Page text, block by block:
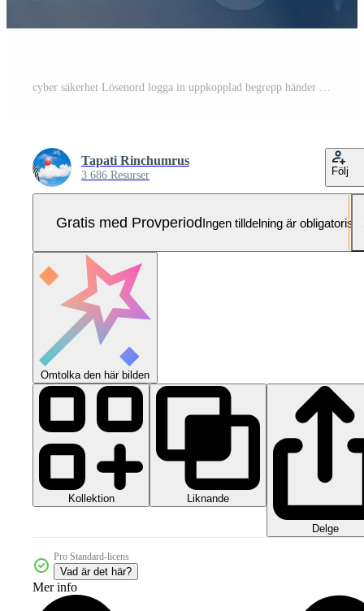
cyber säkerhet Lösenord logga in uppkopplad begrepp händer skriver och som förs in i Användarnamn och Lösenord av social media, logga i med smartphone till ett uppkopplad Bank konto, data skydd från hacker Pro Foto
Tapati Rinchumrus
3 686 Resurser Följ
Gratis med ProvperiodIngen tilldelning är obligatorisk
Omtolka den här bilden
Kollektion Liknande
Delge
Pro Standard-licens
Vad är det här?
Mer info